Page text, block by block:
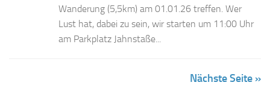
Wanderung (5,5km) am 01.01.26 treffen. Wer
Lust hat, dabei zu sein, wir starten um 11:00 Uhr
am Parkplatz Jahnstaße...
Nächste Seite »